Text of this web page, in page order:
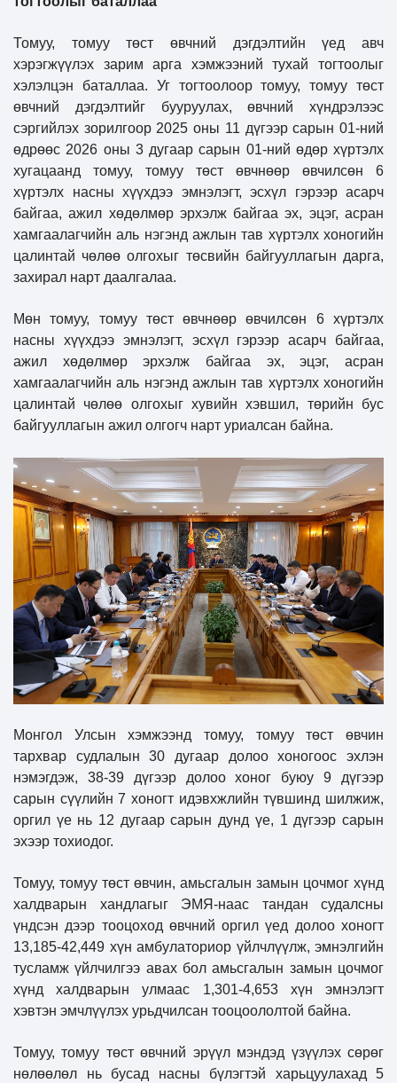
Томуу, томуу төст өвчний дэгдэлтийн үед авч
хэрэгжүүлэх зарим арга хэмжээний тухай тогтоолыг
хэлэлцэн баталлаа. Уг тогтоолоор томуу, томуу төст
өвчний дэгдэлтийг бууруулах, өвчний хүндрэлээс
сэргийлэх зорилгоор 2025 оны 11 дүгээр сарын 01-ний
өдрөөс 2026 оны 3 дугаар сарын 01-ний өдөр хүртэлх
хугацаанд томуу, томуу төст өвчнөөр өвчилсөн 6
хүртэлх насны хүүхдээ эмнэлэгт, эсхүл гэрээр асарч
байгаа, ажил хөдөлмөр эрхэлж байгаа эх, эцэг, асран
хамгаалагчийн аль нэгэнд ажлын тав хүртэлх хоногийн
цалинтай чөлөө олгохыг төсвийн байгууллагын дарга,
захирал нарт даалгалаа.
Мөн томуу, томуу төст өвчнөөр өвчилсөн 6 хүртэлх
насны хүүхдээ эмнэлэгт, эсхүл гэрээр асарч байгаа,
ажил хөдөлмөр эрхэлж байгаа эх, эцэг, асран
хамгаалагчийн аль нэгэнд ажлын тав хүртэлх хоногийн
цалинтай чөлөө олгохыг хувийн хэвшил, төрийн бус
байгууллагын ажил олгогч нарт уриалсан байна.
Монгол Улсын хэмжээнд томуу, томуу төст өвчин
тархвар судлалын 30 дугаар долоо хоногоос эхлэн
нэмэгдэж, 38-39 дүгээр долоо хоног буюу 9 дүгээр
сарын сүүлийн 7 хоногт идэвхжлийн түвшинд шилжиж,
оргил үе нь 12 дугаар сарын дунд үе, 1 дүгээр сарын
эхээр тохиодог.
Томуу, томуу төст өвчин, амьсгалын замын цочмог хүнд
халдварын хандлагыг ЭМЯ-наас тандан судалсны
үндсэн дээр тооцоход өвчний оргил үед долоо хоногт
13,185-42,449 хүн амбулаториор үйлчлүүлж, эмнэлгийн
тусламж үйлчилгээ авах бол амьсгалын замын цочмог
хүнд халдварын улмаас 1,301-4,653 хүн эмнэлэгт
хэвтэн эмчлүүлэх урьдчилсан тооцоололтой байна.
Томуу, томуу төст өвчний эрүүл мэндэд үзүүлэх сөрөг
нөлөөлөл нь бусад насны бүлэгтэй харьцуулахад 5